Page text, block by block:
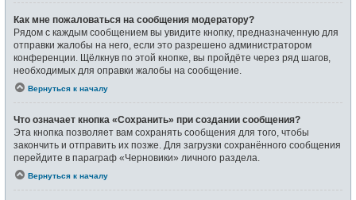
Как мне пожаловаться на сообщения модератору?
Рядом с каждым сообщением вы увидите кнопку, предназначенную для
отправки жалобы на него, если это разрешено администратором
конференции. Щёлкнув по этой кнопке, вы пройдёте через ряд шагов,
необходимых для оправки жалобы на сообщение.
Вернуться к началу
Что означает кнопка «Сохранить» при создании сообщения?
Эта кнопка позволяет вам сохранять сообщения для того, чтобы
закончить и отправить их позже. Для загрузки сохранённого сообщения
перейдите в параграф «Черновики» личного раздела.
Вернуться к началу